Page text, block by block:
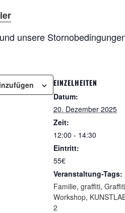
unsere
EINZELHEITEN
Datum:
20. Dezember 2025
Zeit:
12:00 - 14:30
Eintritt:
55€
Veranstaltung-Tags:
Familie, graffiti, Graffiti
Workshop,
2